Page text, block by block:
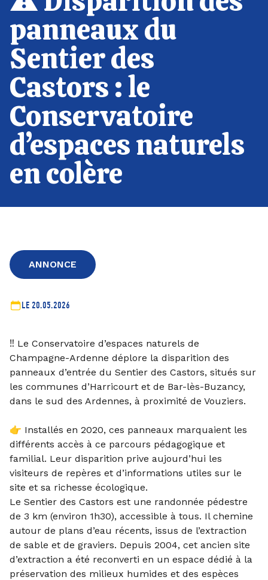
panneaux du
Sentier des
Castors : le
Conservatoire
d’espaces naturels
en colère
ANNONCE
LE 20.05.2026
‼️ Le Conservatoire d’espaces naturels de
Champagne-Ardenne déplore la disparition des
panneaux d’entrée du Sentier des Castors, situés sur
les communes d’Harricourt et de Bar-lès-Buzancy,
dans le sud des Ardennes, à proximité de Vouziers.
👉 Installés en 2020, ces panneaux marquaient les
différents accès à ce parcours pédagogique et
familial. Leur disparition prive aujourd’hui les
visiteurs de repères et d’informations utiles sur le
site et sa richesse écologique.
Le Sentier des Castors est une randonnée pédestre
de 3 km (environ 1h30), accessible à tous. Il chemine
autour de plans d’eau récents, issus de l’extraction
de sable et de graviers. Depuis 2004, cet ancien site
d’extraction a été reconverti en un espace dédié à la
préservation des milieux humides et des espèces